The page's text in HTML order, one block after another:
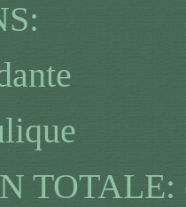
TOTALE: